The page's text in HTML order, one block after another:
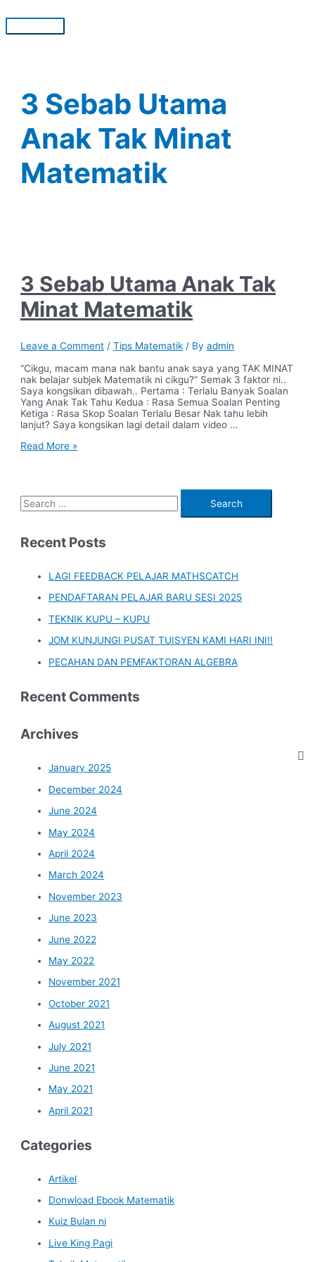
to
contentMain
3 Sebab Utama
Anak Tak Minat
Matematik
3 Sebab Utama Anak Tak
Minat Matematik
Leave a Comment /Tips Matematik / Byadmin
“Cikgu, macam mana nak bantu anak saya yang TAK MINAT
nak belajar subjek Matematik ni cikgu?” Semak 3 faktor ni..
Saya kongsikan dibawah.. Pertama : Terlalu Banyak Soalan
Yang Anak Tak Tahu Kedua : Rasa Semua Soalan Penting
Ketiga : Rasa Skop Soalan Terlalu Besar Nak tahu lebih
lanjut? Saya kongsikan lagi detail dalam video …
3
Minat
Matematik
Read More »
S
a
Recent Posts
LAGI FEEDBACK PELAJAR MATHSCATCH
PENDAFTARAN PELAJAR BARU SESI 2025
TEKNIK KUPU – KUPU
JOM KUNJUNGI PUSAT TUISYEN KAMI HARI INI!!
PECAHAN DAN PEMFAKTORAN ALGEBRA
Recent Comments
Archives
January 2025
December 2024
June 2024
May 2024
April 2024
March 2024
November 2023
June 2023
June 2022
May 2022
November 2021
October 2021
August 2021
July 2021
June 2021
May 2021
April 2021
Categories
Artikel
Donwload Ebook Matematik
Kuiz Bulan ni
Live King Pagi